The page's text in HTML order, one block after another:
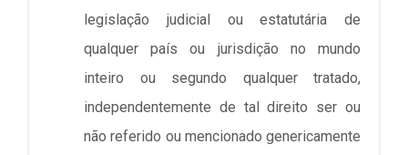
legislação judicial ou estatutária de
qualquer país ou jurisdição no mundo
inteiro ou segundo qualquer tratado,
independentemente de tal direito ser ou
não referido ou mencionado genericamente